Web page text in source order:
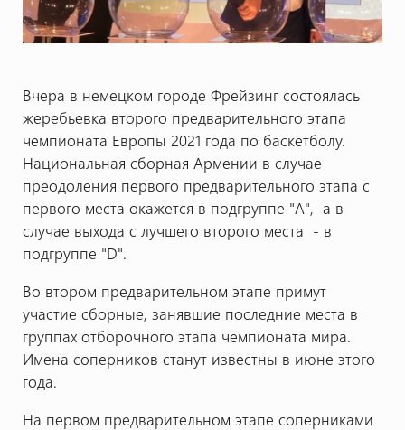
Вчера в немецком городе Фрейзинг состоялась
жеребьевка второго предварительного этапа
чемпионата Европы 2021 года по баскетболу.
Национальная сборная Армении в случае
преодоления первого предварительного этапа с
первого места окажется в подгруппе "А", а в
случае выхода с лучшего второго места - в
подгруппе "D".
Во втором предварительном этапе примут
участие сборные, занявшие последние места в
группах отборочного этапа чемпионата мира.
Имена соперников станут известны в июне этого
года.
На первом предварительном этапе соперниками